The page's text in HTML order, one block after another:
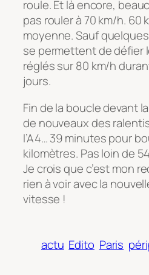
roule. Et là encore,
pas rouler à 70 km/h.
moyenne. Sauf
se permettent de défier
réglés sur 80 km/h
jours.
Fin de la boucle devant
de nouveaux des
l’A4… 39 minutes pour
kilomètres. Pas loin de
Je crois que c’est mon
rien à voir avec la
vitesse !
actu Edito Paris